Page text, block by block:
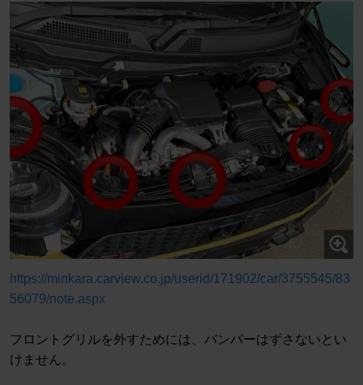
https://minkara.carview.co.jp/userid/171902/car/3755545/83
56079/note.aspx
フロントグリルを外すためには、バンパーはずさないとい
けません。